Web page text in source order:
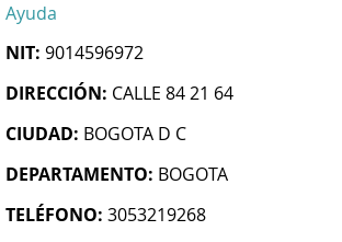
Ayuda
NIT: 9014596972
DIRECCIÓN: CALLE 84 21 64
CIUDAD: BOGOTA D C
DEPARTAMENTO: BOGOTA
TELÉFONO: 3053219268